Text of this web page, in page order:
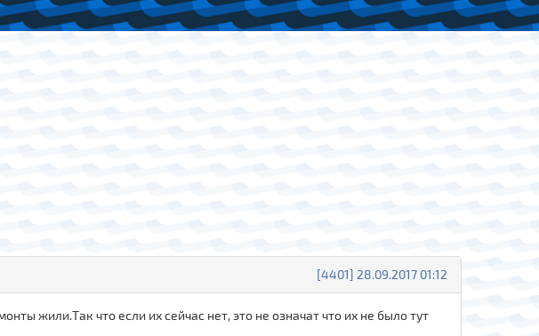
[4401] 28.09.2017 01:12
жили.Так что если их сейчас нет, это не означат что их не было тут